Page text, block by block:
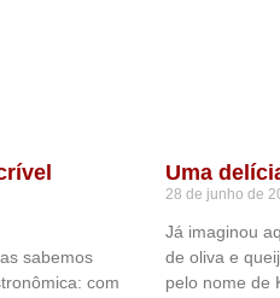
sabemos
com
Uma
28 de junho de
Já imaginou
de oliva e
pelo nome de